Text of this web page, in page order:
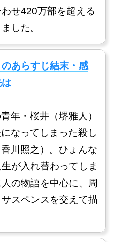
せ420万部を超える
した。
のあらすじ結末・感
年・桜井（堺雅人）
なってしまった殺し
川照之）。ひょんな
が入れ替わってしま
の物語を中心に、周
スペンスを交えて描